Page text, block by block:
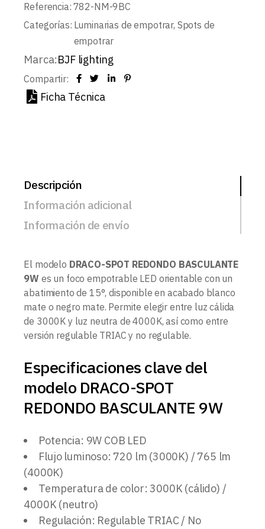
Referencia: 782-NM-9BC
Categorías: Luminarias de empotrar, Spots de
empotrar
Marca:BJF lighting
Compartir:
Ficha Técnica
Descripción
Información adicional
Información de envío
El modelo DRACO-SPOT REDONDO BASCULANTE
9W es un foco empotrable LED orientable con un
abatimiento de 15°, disponible en acabado blanco
mate o negro mate. Permite elegir entre luz cálida
de 3000K y luz neutra de 4000K, así como entre
versión regulable TRIAC y no regulable.
Especificaciones clave del
modelo DRACO-SPOT
REDONDO BASCULANTE 9W
Potencia: 9W COB LED
Flujo luminoso: 720 lm (3000K) / 765 lm
(4000K)
Temperatura de color: 3000K (cálido) /
4000K (neutro)
Regulación: Regulable TRIAC / No